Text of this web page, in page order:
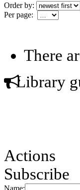
Order by:
Per page:
There
Library
Actions
Subscribe
Name: